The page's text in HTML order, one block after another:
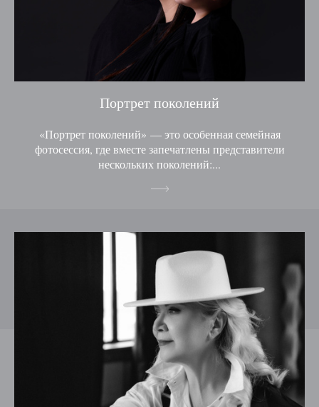
Портрет поколений
«Портрет поколений» — это особенная семейная
фотосессия, где вместе запечатлены представители
нескольких поколений:...